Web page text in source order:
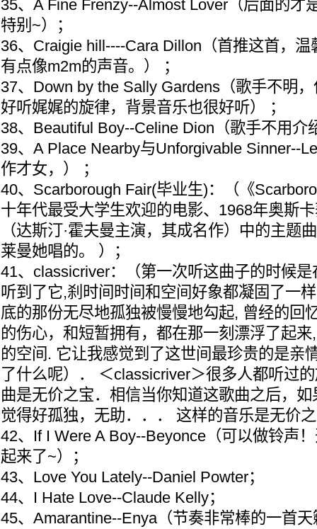
35、A Fine Frenzy--Almost Lover（后面的才
特别~）；
36、Craigie hill----Cara Dillon（首推这首，
有点像m2m的声音。） ；
37、Down by the Sally Gardens（歌手不明
好听娓娓的旋律，背景音乐也很好听） ；
38、Beautiful Boy--Celine Dion（歌手不用介
39、A Place Nearby与Unforgivable Sinner--
作才女，） ；
40、Scarborough Fair(毕业生)：（《
十年代最受大学生欢迎的电影、1968年奥斯
（达斯汀·霍夫曼主演，其成名作）中的主题
莱曼她唱的。 ）；
41、classicriver：（第一次听这曲子的时候
听到了它,刹时间时间和空间好象都凝固了一
底的那份无尽地孤独被慢慢地勾起, 曾经的回
的伤心，和短暂拥有，都在那一刻漂浮了起
的空间. 它让我感觉到了这世间最珍贵的是亲
了什么呢）． ＜classicriver＞很多人都听过
曲是无价之宝．相信当你知道这歌曲之后，
觉得好孤独，无助．．． 这样的音乐是无价
42、If I Were A Boy--Beyonce（可以做铃声
起来了~）；
43、Love You Lately--Daniel Powter；
44、I Hate Love--Claude Kelly；
45、Amarantine--Enya（节奏非常棒的一首